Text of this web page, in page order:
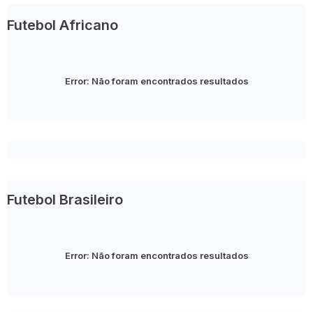
Futebol Africano
Error: Não foram encontrados resultados
Futebol Brasileiro
Error: Não foram encontrados resultados